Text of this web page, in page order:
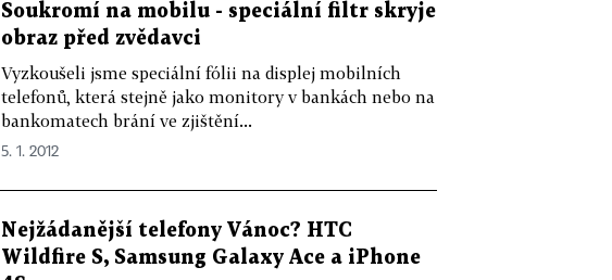
Soukromí na mobilu - speciální filtr skryje
obraz před zvědavci
Vyzkoušeli jsme speciální fólii na displej mobilních
telefonů, která stejně jako monitory v bankách nebo na
bankomatech brání ve zjištění...
5. 1. 2012
Nejžádanější telefony Vánoc? HTC
Wildfire S, Samsung Galaxy Ace a iPhone